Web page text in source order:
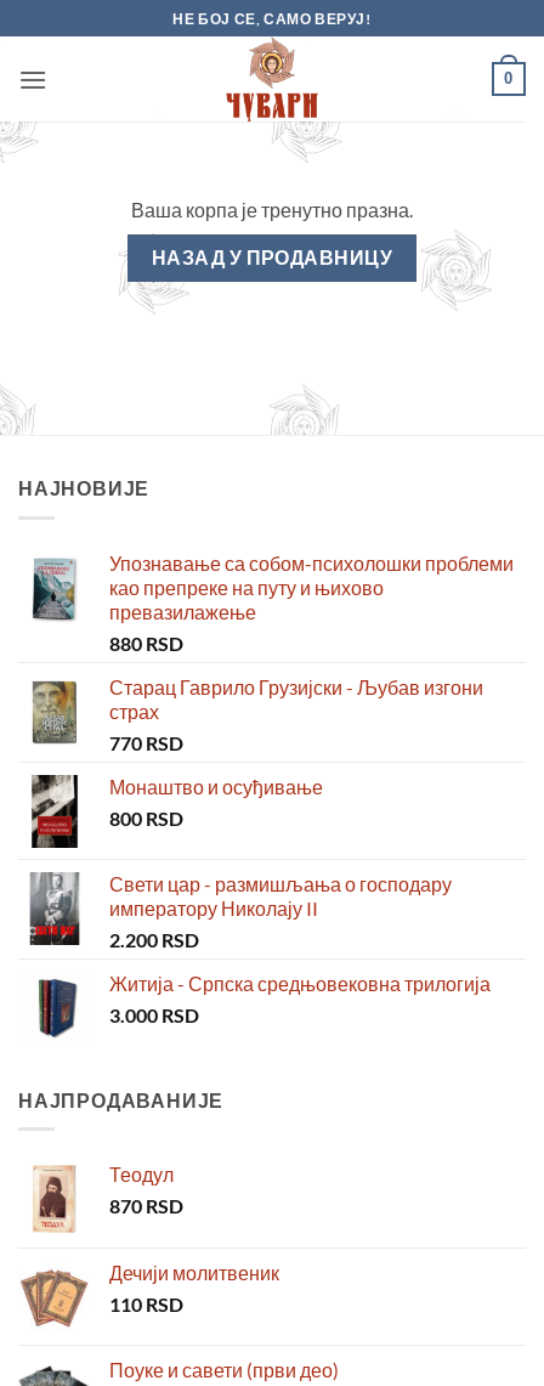
to
content
НЕ БОЈ СЕ, САМО ВЕРУЈ!
0
Ваша корпа је тренутно празна.
НАЗАД У ПРОДАВНИЦУ
НАЈНОВИЈЕ
Упознавање са собом-психолошки проблеми
као препреке на путу и њихово
превазилажење
880 RSD
Старац Гаврило Грузијски - Љубав изгони
страх
770 RSD
Монаштво и осуђивање
800 RSD
Свети цар - размишљања о господару
императору Николају II
2.200 RSD
Житија - Српска средњовековна трилогија
3.000 RSD
НАЈПРОДАВАНИЈЕ
Теодул
870 RSD
Дечији молитвеник
110 RSD
Поуке и савети (први део)